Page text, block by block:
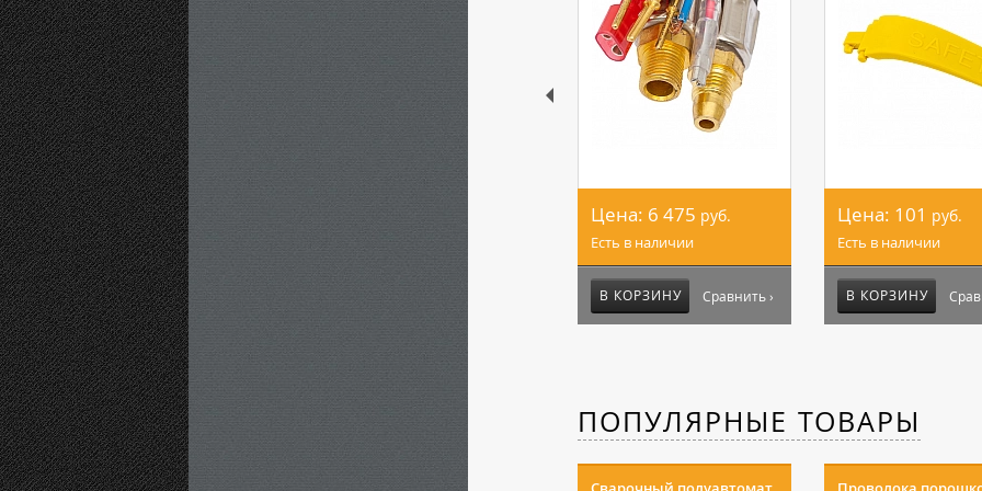
Цена: 6 475 руб.
Есть в наличии
В КОРЗИНУ Сравнить ›
Цена: 101 руб.
Есть в наличии
В КОРЗИНУ
ПОПУЛЯРНЫЕ ТОВАРЫ